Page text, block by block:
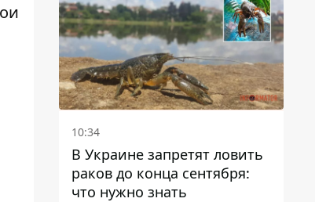
10:34
В Украине запретят ловить
раков до конца сентября:
что нужно знать